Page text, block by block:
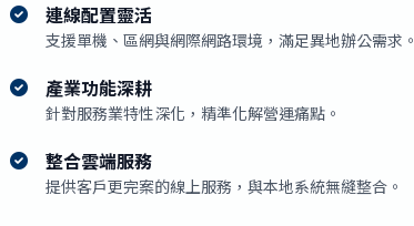
連線配置靈活
支援單機、區網與網際網路環境，滿足異地辦公需求。
產業功能深耕
針對服務業特性深化，精準化解營運痛點。
整合雲端服務
提供客戶更完案的線上服務，與本地系統無縫整合。